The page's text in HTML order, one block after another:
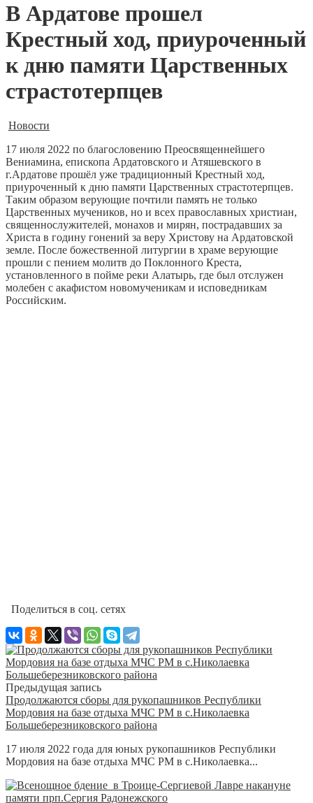
В Ардатове прошел
Крестный ход, приуроченный
к дню памяти Царственных
страстотерпцев
Новости
17 июля 2022 по благословению Преосвященнейшего
Вениамина, епископа Ардатовского и Атяшевского в
г.Ардатове прошёл уже традиционный Крестный ход,
приуроченный к дню памяти Царственных страстотерпцев.
Таким образом верующие почтили память не только
Царственных мучеников, но и всех православных христиан,
священнослужителей, монахов и мирян, пострадавших за
Христа в годину гонений за веру Христову на Ардатовской
земле. После божественной литургии в храме верующие
прошли с пением молитв до Поклонного Креста,
установленного в пойме реки Алатырь, где был отслужен
молебен с акафистом новомученикам и исповедникам
Российским.
Поделиться в соц. сетях
Предыдущая запись
Продолжаются сборы для рукопашников Республики
Мордовия на базе отдыха МЧС РМ в с.Николаевка
Большеберезниковского района
17 июля 2022 года для юных рукопашников Республики
Мордовия на базе отдыха МЧС РМ в с.Николаевка...